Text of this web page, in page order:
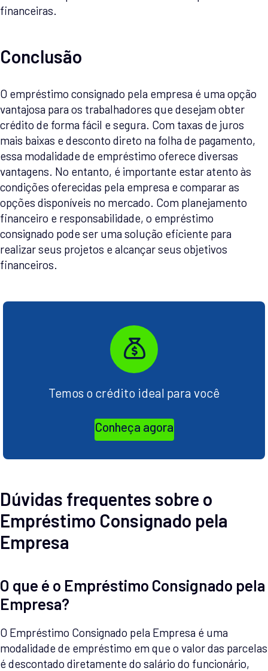
financeiras.
Conclusão
O empréstimo consignado pela empresa é uma opção
vantajosa para os trabalhadores que desejam obter
crédito de forma fácil e segura. Com taxas de juros
mais baixas e desconto direto na folha de pagamento,
essa modalidade de empréstimo oferece diversas
vantagens. No entanto, é importante estar atento às
condições oferecidas pela empresa e comparar as
opções disponíveis no mercado. Com planejamento
financeiro e responsabilidade, o empréstimo
consignado pode ser uma solução eficiente para
realizar seus projetos e alcançar seus objetivos
financeiros.
Temos o crédito ideal para você
Conheça agora
Dúvidas frequentes sobre o
Empréstimo Consignado pela
Empresa
O que é o Empréstimo Consignado pela
Empresa?
O Empréstimo Consignado pela Empresa é uma
modalidade de empréstimo em que o valor das parcelas
é descontado diretamente do salário do funcionário,